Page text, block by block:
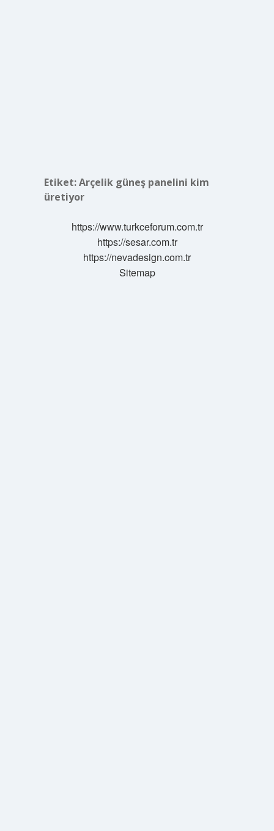
Etiket:Arçelik güneş panelini kim
üretiyor
https://www.turkceforum.com.tr
https://sesar.com.tr
https://nevadesign.com.tr
Sitemap